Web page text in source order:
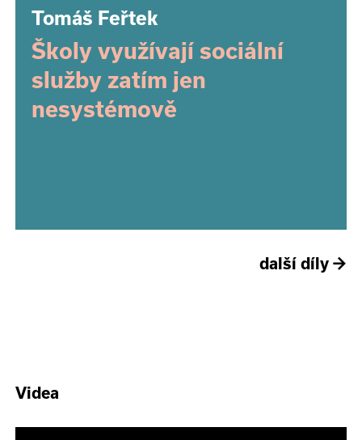
Tomáš Feřtek
Školy využívají sociální
služby zatím jen
nesystémově
další díly →
Videa